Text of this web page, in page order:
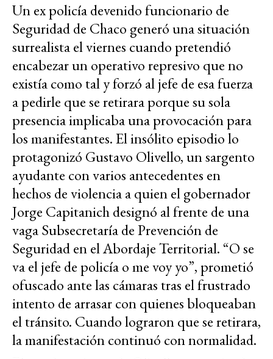
Un ex policía devenido funcionario de
Seguridad de Chaco generó una situación
surrealista el viernes cuando pretendió
encabezar un operativo represivo que no
existía como tal y forzó al jefe de esa fuerza
a pedirle que se retirara porque su sola
presencia implicaba una provocación para
los manifestantes. El insólito episodio lo
protagonizó Gustavo Olivello, un sargento
ayudante con varios antecedentes en
hechos de violencia a quien el gobernador
Jorge Capitanich designó al frente de una
vaga Subsecretaría de Prevención de
Seguridad en el Abordaje Territorial. “O se
va el jefe de policía o me voy yo”, prometió
ofuscado ante las cámaras tras el frustrado
intento de arrasar con quienes bloqueaban
el tránsito. Cuando lograron que se retirara,
la manifestación continuó con normalidad.